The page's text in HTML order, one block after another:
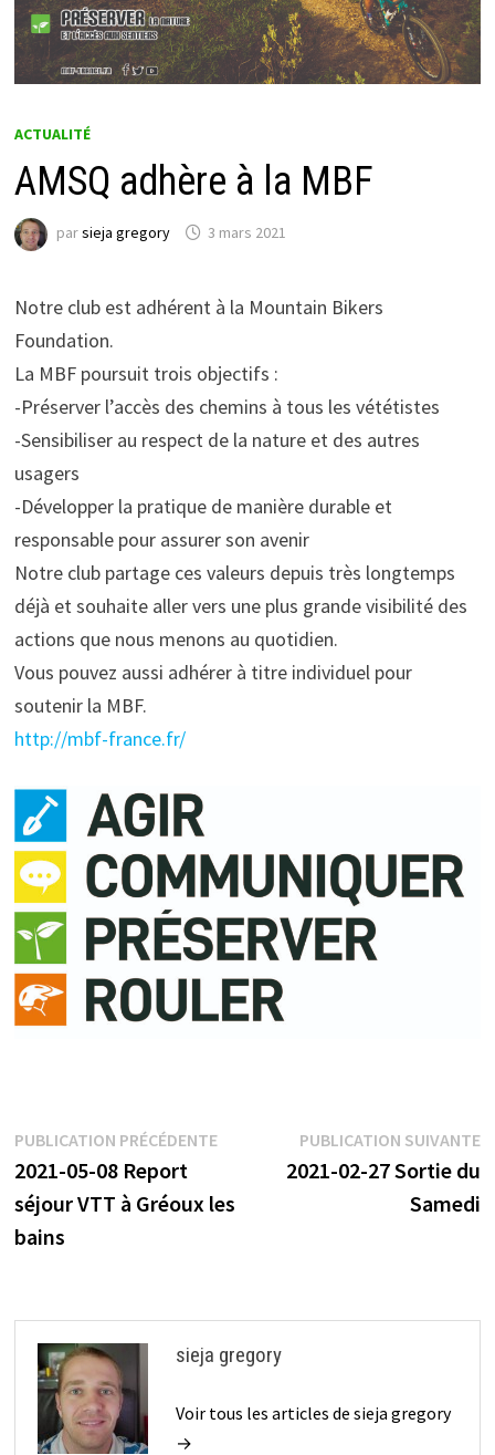
ACTUALITÉ
AMSQ adhère à la MBF
parsieja gregory 3 mars 2021
Notre club est adhérent à la Mountain Bikers
Foundation.
La MBF poursuit trois objectifs :
-Préserver l’accès des chemins à tous les vététistes
-Sensibiliser au respect de la nature et des autres
usagers
-Développer la pratique de manière durable et
responsable pour assurer son avenir
Notre club partage ces valeurs depuis très longtemps
déjà et souhaite aller vers une plus grande visibilité des
actions que nous menons au quotidien.
Vous pouvez aussi adhérer à titre individuel pour
soutenir la MBF.
http://mbf-france.fr/
Navigation
de
l’article
PUBLICATION PRÉCÉDENTEPublication
précédente :
2021-05-08 Report
séjour VTT à Gréoux les
bains
PUBLICATION SUIVANTE
2021-02-27 Sortie du
Samedi
sieja gregory
Voir tous les articles de sieja gregory
→